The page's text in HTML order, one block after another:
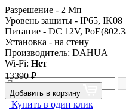
Разрешение - 2 Мп
Уровень защиты - IP65, IK08
Питание - DC 12V,
Установка - на стену
Производитель: DAHUA
Wi-Fi: Нет
13390 ₽
Добавить в корзину
Купить в один клик